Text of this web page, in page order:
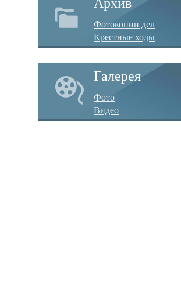
Фотокопии дел
Крестные ходы
Галерея
Фото
Видео